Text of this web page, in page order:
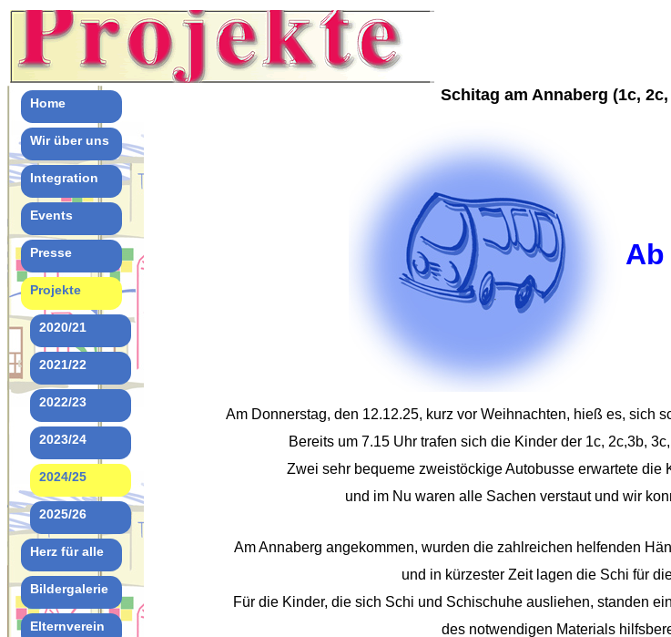
Home
Wir über uns
Integration
Events
Presse
Projekte
2020/21
2021/22
2022/23
2023/24
2024/25
2025/26
Herz für alle
Bildergalerie
Elternverein
Schitag am Annaberg (1c,
Ab
Am Donnerstag, den 12.12.25, kurz vor Weihnachten, hieß es, sich
Bereits um 7.15 Uhr trafen sich die Kinder der 1c, 2c,3b,
Zwei sehr bequeme zweistöckige Autobusse erwartete die
und im Nu waren alle Sachen verstaut und wir
Am Annaberg angekommen, wurden die zahlreichen helfenden
und in kürzester Zeit lagen die Schi für
Für die Kinder, die sich Schi und Schischuhe ausliehen, standen
des notwendigen Materials